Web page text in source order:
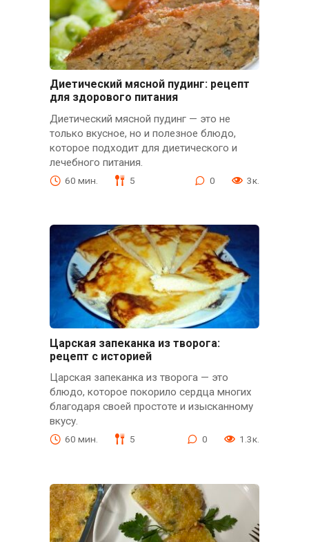
Диетический мясной пудинг: рецепт
для здорового питания
Диетический мясной пудинг — это не
только вкусное, но и полезное блюдо,
которое подходит для диетического и
лечебного питания.
60 мин. 5 0 3к.
Царская запеканка из творога:
рецепт с историей
Царская запеканка из творога — это
блюдо, которое покорило сердца многих
благодаря своей простоте и изысканному
вкусу.
60 мин. 5 0 1.3к.